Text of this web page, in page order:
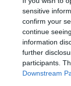
sensitive
confirm your
continue
information
further
participants.
Downstream